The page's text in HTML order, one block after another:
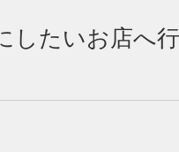
したいお店へ